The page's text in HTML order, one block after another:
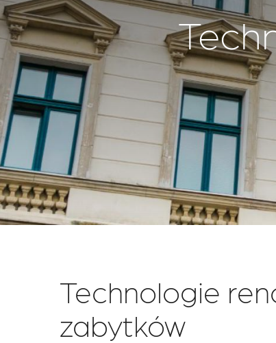
Technologie
zabytków